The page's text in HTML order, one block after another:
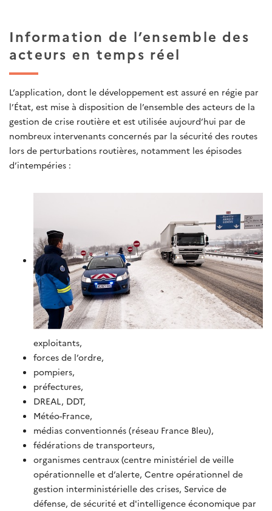
Information de l’ensemble des
acteurs en temps réel
L’application, dont le développement est assuré en régie par
l’État, est mise à disposition de l’ensemble des acteurs de la
gestion de crise routière et est utilisée aujourd’hui par de
nombreux intervenants concernés par la sécurité des routes
lors de perturbations routières, notamment les épisodes
d’intempéries :
exploitants,
forces de l’ordre,
pompiers,
préfectures,
DREAL, DDT,
Météo-France,
médias conventionnés (réseau France Bleu),
fédérations de transporteurs,
organismes centraux (centre ministériel de veille
opérationnelle et d’alerte, Centre opérationnel de
gestion interministérielle des crises, Service de
défense, de sécurité et d'intelligence économique par